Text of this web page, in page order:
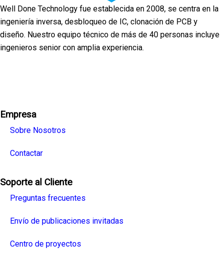
Well Done Technology fue establecida en 2008, se centra en la
ingeniería inversa, desbloqueo de IC, clonación de PCB y
diseño. Nuestro equipo técnico de más de 40 personas incluye
ingenieros senior con amplia experiencia.
Empresa
Sobre Nosotros
Contactar
Soporte al Cliente
Preguntas frecuentes
Envío de publicaciones invitadas
Centro de proyectos